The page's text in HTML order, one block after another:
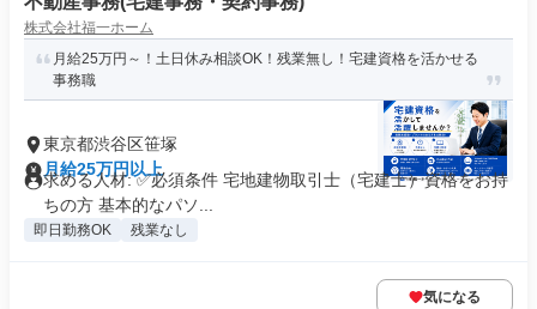
株式会社福一ホーム
月給25万円～！土日休み相談OK！残業無し！宅建資格を活かせる
事務職
東京都渋谷区笹塚
月給25万円以上
求める人材: ✅必須条件 宅地建物取引士（宅建士）資格をお持
ちの方 基本的なパソ...
即日勤務OK 残業なし
気になる